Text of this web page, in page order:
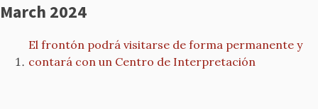
March 2024
El frontón podrá visitarse de forma permanente y
contará con un Centro de Interpretación